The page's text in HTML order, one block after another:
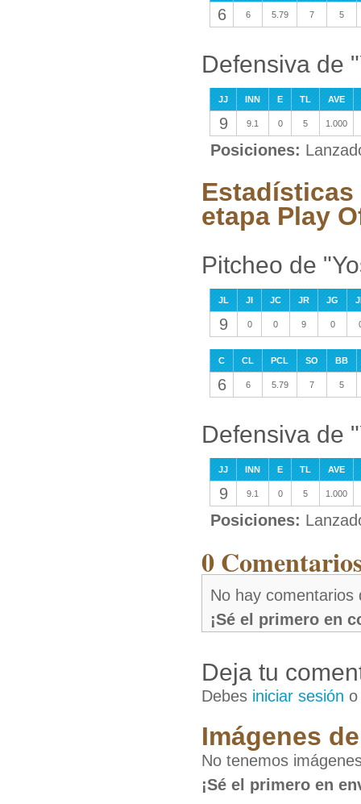
6 6 5.79 7 5
Defensiva de
JJ INN E TL AVE
9 9.1 0 5 1.000
Posiciones:
Estadísticas
etapa Play
Pitcheo de
JL JI JC JR JG
9 0 0 9 0
C CL PCL SO BB
6 6 5.79 7 5
Defensiva de
JJ INN E TL AVE
9 9.1 0 5 1.000
Posiciones:
0
No hay comentarios
¡Sé el primero en
Deja tu
Debes iniciar sesión
Imágenes
No tenemos
¡Sé el primero en